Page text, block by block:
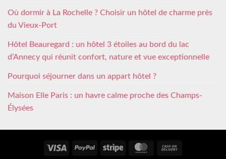
Où dormir à La Rochelle ? Choisir un hôtel de charme près
du Vieux-Port
Hôtel Beauregard : un hôtel 3 étoiles au bord du lac
d’Annecy qui réunit confort, nature et vue exceptionnelle
Pourquoi séjourner dans un appart hôtel ?
Maison Elle Paris : un havre calme proche des Champs-
Élysées
Visa PayPal Stripe MasterCard